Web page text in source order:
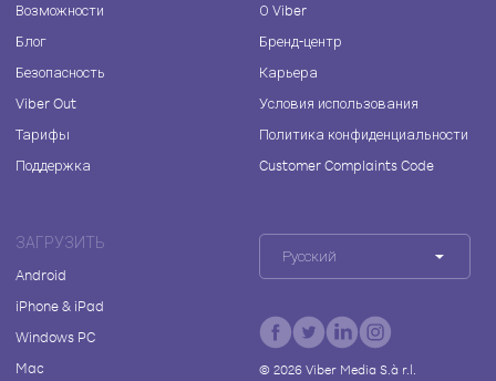
Возможности
Блог
Безопасность
Viber Out
Тарифы
Поддержка
О Viber
Бренд-центр
Карьера
Условия использования
Политика конфиденциальности
Customer Complaints Code
ЗАГРУЗИТЬ
Android
iPhone & iPad
Windows PC
Mac
Русский
© 2026Viber Media S.à r.l.